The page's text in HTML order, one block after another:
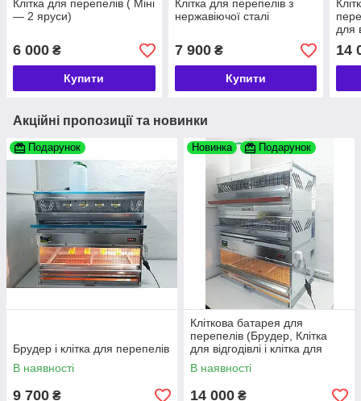
Клітка для перепелів ( Міні
— 2 яруси)
6 000 ₴
Купити
Клітка для перепелів з
нержавіючої сталі
7 900₴
Купити
для
14
Акційні пропозиції та новинки
Подарунок
Брудер і клітка для перепелів
В наявності
9 700 ₴
Новинка Подарунок
Кліткова батарея для
перепелів (Брудер, Клітка
для відгодівлі і клітка для
несучок)
В наявності
14 000 ₴